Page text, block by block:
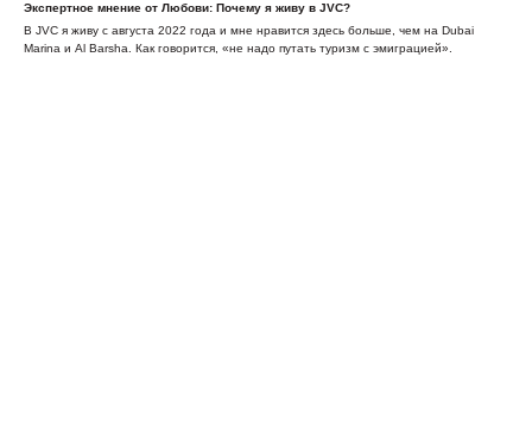
Экспертное мнение от Любови: Почему я живу в JVC?
В JVC я живу с августа 2022 года и мне нравится здесь больше, чем на Dubai
Marina и Al Barsha. Как говорится, «не надо путать туризм с эмиграцией».